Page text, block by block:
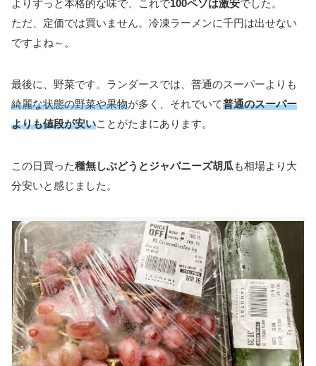
よりずっと本格的な味で、これで100ペソは激安でした。
ただ、定価では買いません。冷凍ラーメンに千円は出せない
ですよね～。
最後に、野菜です。ランダースでは、普通のスーパーよりも
綺麗な状態の野菜や果物が多く、それでいて普通のスーパー
よりも値段が安いことがたまにあります。
この日買った種無しぶどうとジャパニーズ胡瓜 も相場より大
分安いと感じました。